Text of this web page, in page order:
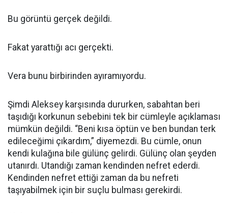
Bu görüntü gerçek değildi.
Fakat yarattığı acı gerçekti.
Vera bunu birbirinden ayıramıyordu.
Şimdi Aleksey karşısında dururken, sabahtan beri
taşıdığı korkunun sebebini tek bir cümleyle açıklaması
mümkün değildi. “Beni kısa öptün ve ben bundan terk
edileceğimi çıkardım,” diyemezdi. Bu cümle, onun
kendi kulağına bile gülünç gelirdi. Gülünç olan şeyden
utanırdı. Utandığı zaman kendinden nefret ederdi.
Kendinden nefret ettiği zaman da bu nefreti
taşıyabilmek için bir suçlu bulması gerekirdi.